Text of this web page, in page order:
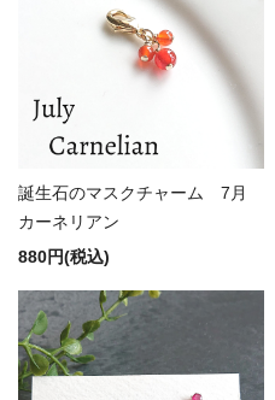
誕生石のマスクチャーム 7月
カーネリアン
880円(税込)